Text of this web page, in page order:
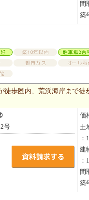
間
築
徒歩圏内、荒浜海岸まで徒
号
価
土
建
間
築